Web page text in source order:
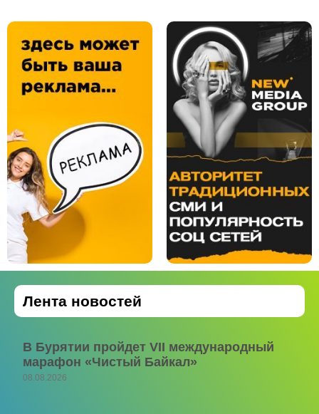
Лента новостей
В Бурятии пройдет VII международный
марафон «Чистый Байкал»
08.08.2026